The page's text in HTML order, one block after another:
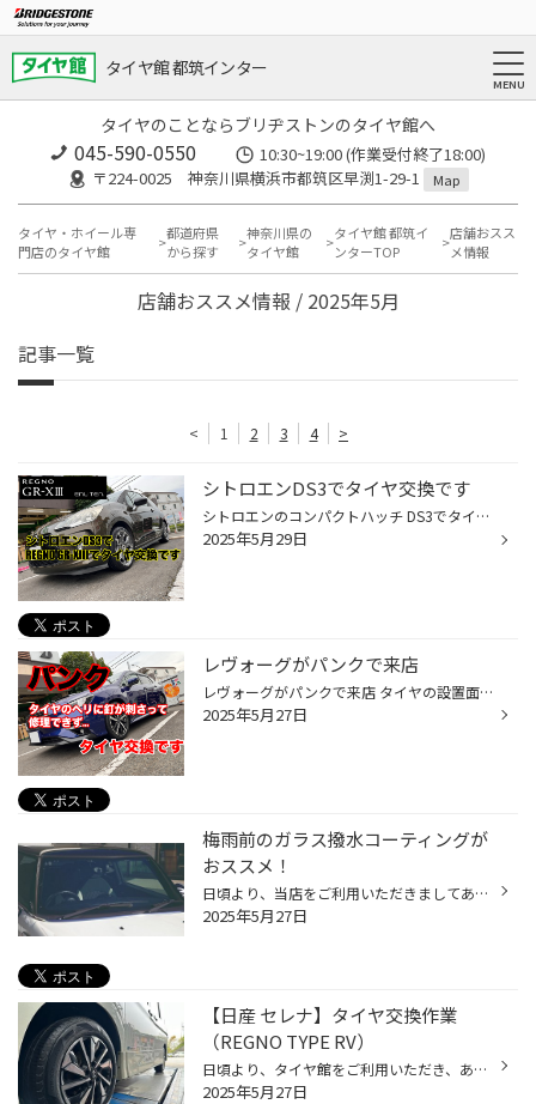
タイヤ館 都筑インター
タイヤのことならブリヂストンのタイヤ館へ
045-590-0550
10:30~19:00 (作業受付終了18:00)
〒224-0025 神奈川県横浜市都筑区早渕1-29-1
Map
タイヤ・ホイール専
門店のタイヤ館
都道府県
から探す
神奈川県の
タイヤ館
タイヤ館 都筑イ
ンターTOP
店舗おスス
メ情報
店舗おススメ情報 / 2025年5月
記事一覧
< 1 2 3 4 >
シトロエンDS3でタイヤ交換です
シトロエンのコンパクトハッチ DS3でタイヤ交換です ホットハッチのDS3 元々装着されてたのはプレミアムスポーツタイヤ 今回装着したのは… レグノ GR-XIII 205/45R17 オーナー様より乗り心地と静粛性向上を 希望されたのでレグノをお勧めしました 新しいレグノは静粛性だけでなく 走行性能もバラン...
2025年5月29日
レヴォーグがパンクで来店
レヴォーグがパンクで来店 タイヤの設置面とサイドウォールの間に 釘が刺さっていました （画像撮り忘れてしまった） 刺さっている場所が悪く修理不可能 新車装着で2年目、走行距離からしても まだまだ使用できる範囲内… もったいないですが4WD車という事もあり 4本とも新品交換になりました 装着タ...
2025年5月27日
梅雨前のガラス撥水コーティングが
おススメ！
日頃より、当店をご利用いただきましてありがとうございます。 本日は、ガラス撥水コーティングについてのご紹介です。 ガラス撥水コーティングもコクピット・タイヤ館にお任せ！ 突然ですが、当店でフロントガラスの撥水コーティングができることをご存じでしたか？ コクピット・タイヤ館では、タ...
2025年5月27日
【日産 セレナ】タイヤ交換作業
（REGNO TYPE RV）
日頃より、タイヤ館をご利用いただき、ありがとうございます。 さて、当店と同じチェーン店の近隣タイヤ館店舗で作業いたしましたタイヤ交換作業をご紹介します。 （WEB掲載をご快諾いただきましたお客様！大変感謝しております。いつもご愛顧いただき誠にありがとうございます！！） おクルマ：日...
2025年5月27日